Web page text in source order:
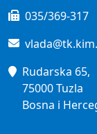
035/369-317
Rudarska 65,
75000 Tuzla
Bosna i